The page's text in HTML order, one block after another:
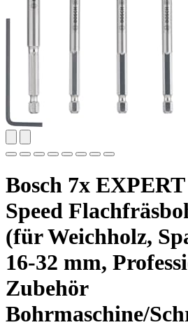
Bosch 7x
Speed
(für Weichholz,
16-32 mm,
Zubehör
Bohrmaschine/